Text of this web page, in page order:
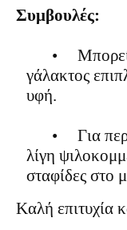
Συμβουλές:
•
γάλακτος
υφή.
•
Για
λίγη
σταφίδες στο
Καλή επιτυχία